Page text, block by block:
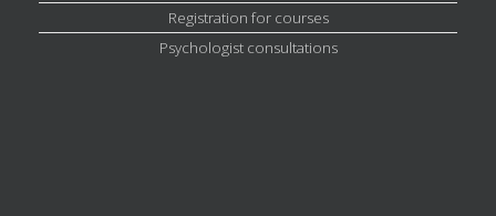
Registration for courses
Psychologist consultations